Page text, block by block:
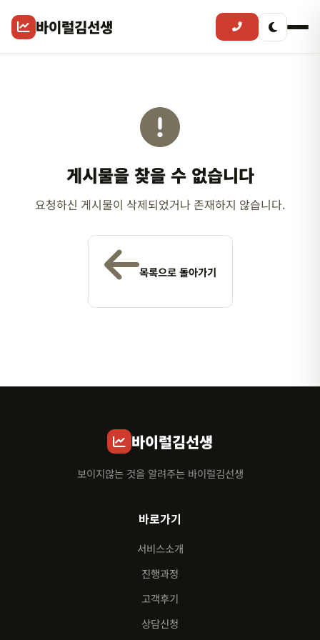
바이럴김선생
게시물을 찾을 수 없습니다
요청하신 게시물이 삭제되었거나 존재하지 않습니다.
목록으로 돌아가기
바이럴김선생
보이지않는 것을 알려주는 바이럴김선생
바로가기
서비스소개
진행과정
고객후기
상담신청